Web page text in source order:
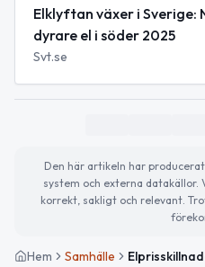
Elklyftan växer i
dyrare el i söder 2025
Svt.se
Den här artikeln har
system och externa
korrekt, sakligt och relevant.
Hem Samhälle